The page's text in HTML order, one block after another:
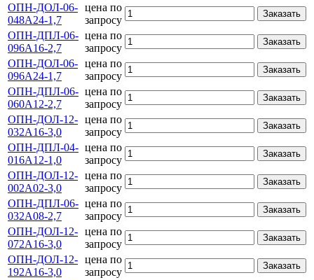
ОПН-ДОЛ-06-
048А24-1,7
цена по
запросу
Заказать
ОПН-ДПЛ-06-
096А16-2,7
цена по
запросу
Заказать
ОПН-ДОЛ-06-
096А24-1,7
цена по
запросу
Заказать
ОПН-ДПЛ-06-
060А12-2,7
цена по
запросу
Заказать
ОПН-ДОЛ-12-
032А16-3,0
цена по
запросу
Заказать
ОПН-ДПЛ-04-
016А12-1,0
цена по
запросу
Заказать
ОПН-ДОЛ-12-
002А02-3,0
цена по
запросу
Заказать
ОПН-ДПЛ-06-
032А08-2,7
цена по
запросу
Заказать
ОПН-ДОЛ-12-
072А16-3,0
цена по
запросу
Заказать
ОПН-ДОЛ-12-
192А16-3,0
цена по
запросу
Заказать